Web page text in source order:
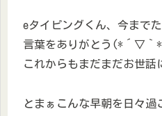
eタイピングくん、今まで
言葉をありがとう(*´▽｀
これからもまだまだお世
とまぁこんな早朝を日々過